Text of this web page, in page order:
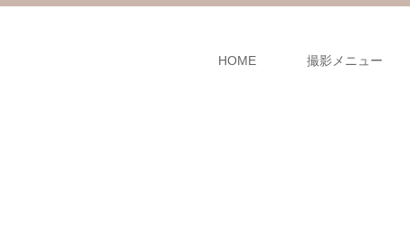
HOME 撮影メニュー